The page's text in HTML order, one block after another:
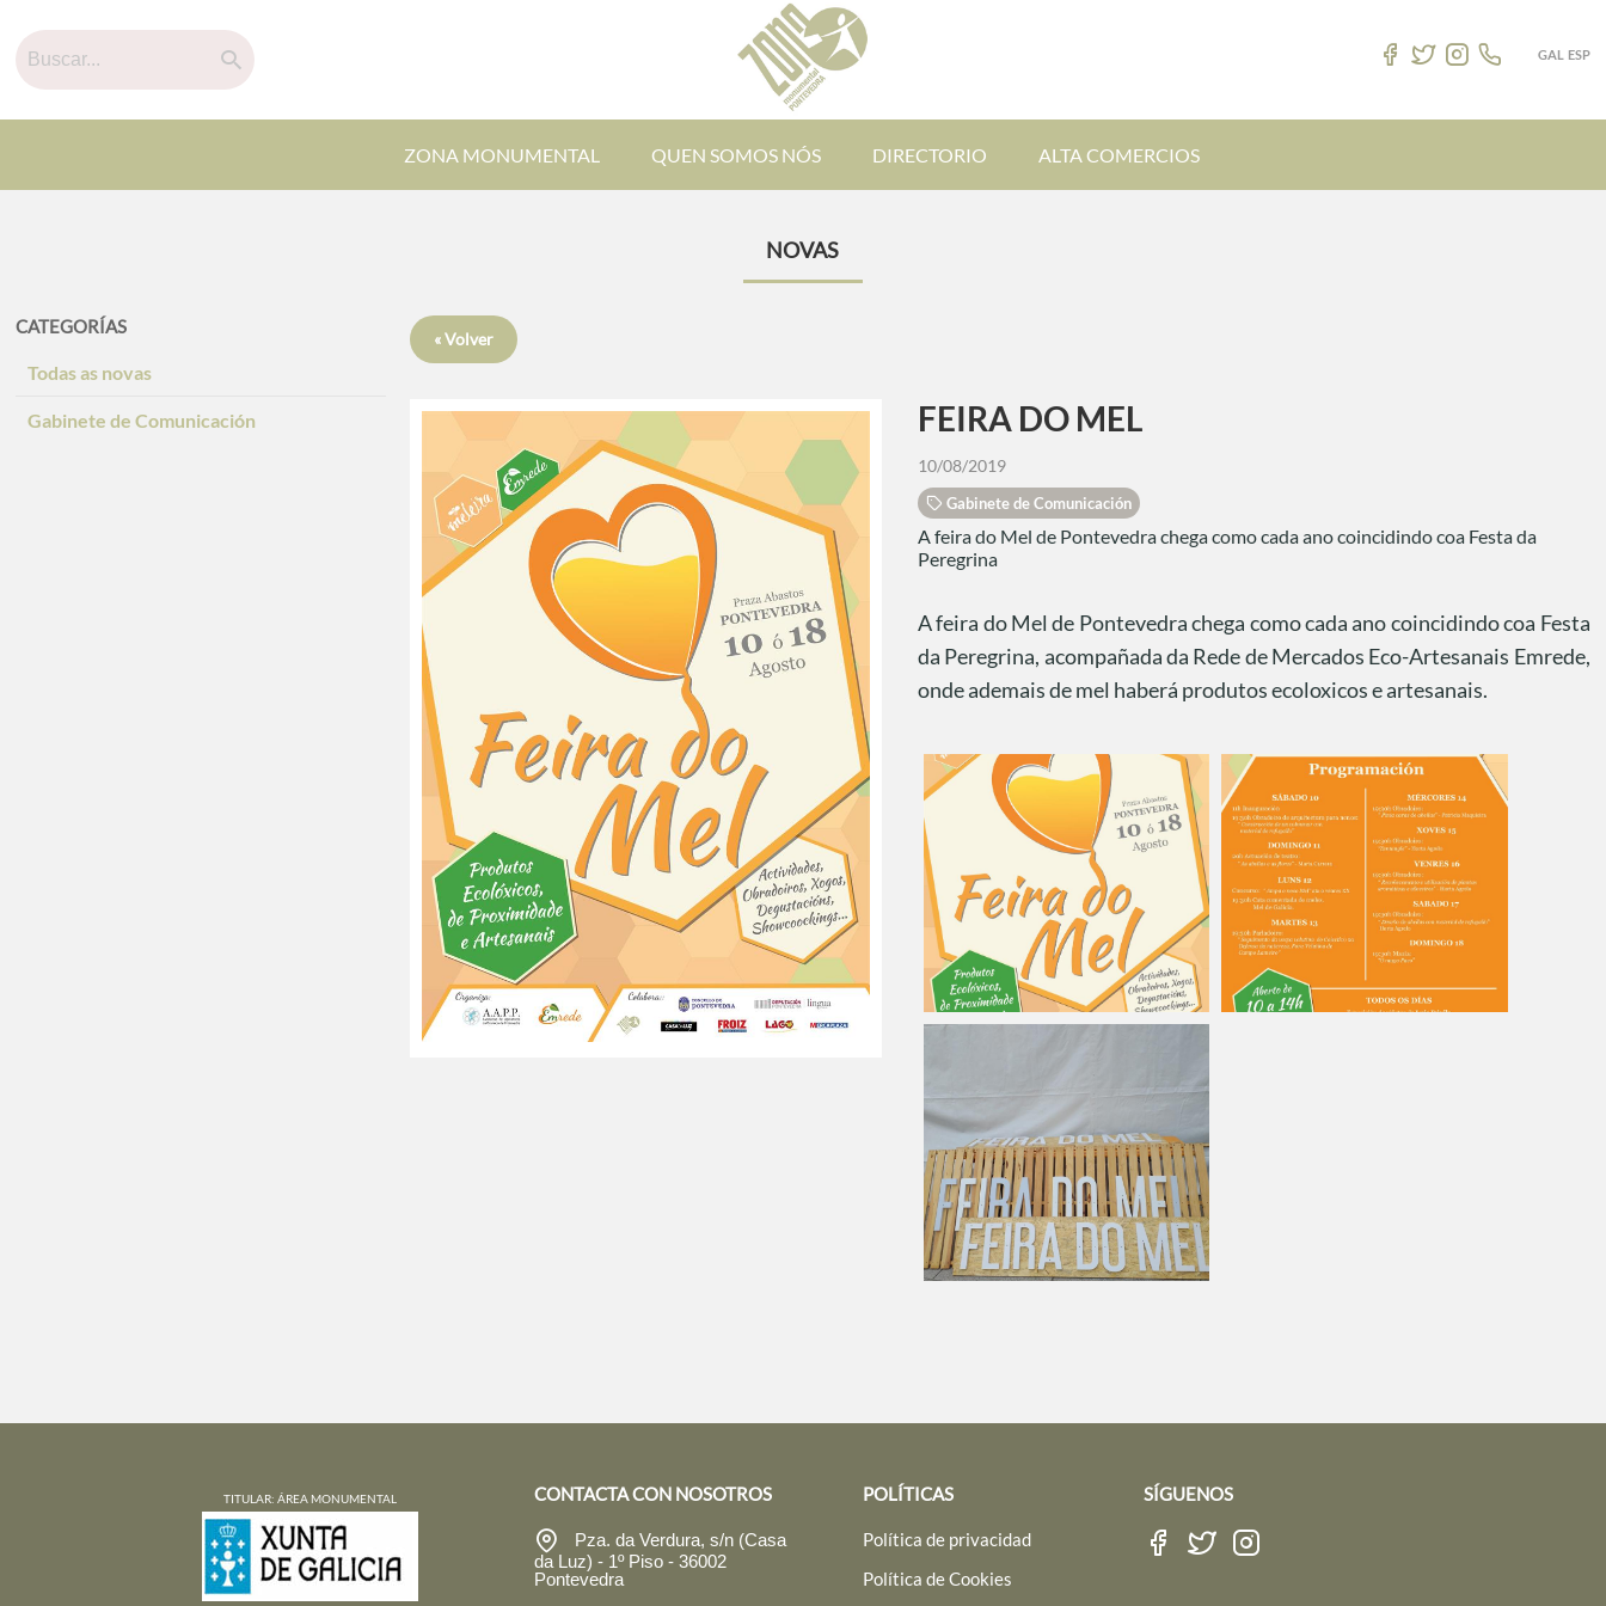
GAL ESP
ZONA MONUMENTAL QUEN SOMOS NÓS DIRECTORIO ALTA COMERCIOS
NOVAS
CATEGORÍAS
Todas as novas
Gabinete de Comunicación
« Volver
FEIRA DO MEL
10/08/2019
Gabinete de Comunicación
A feira do Mel de Pontevedra chega como cada ano coincidindo coa Festa da
Peregrina
A feira do Mel de Pontevedra chega como cada ano coincidindo coa Festa
da Peregrina, acompañada da Rede de Mercados Eco-Artesanais Emrede,
onde ademais de mel haberá produtos ecoloxicos e artesanais.
TITULAR: ÁREA MONUMENTAL CONTACTA CON NOSOTROS
Pza. da Verdura, s/n (Casa
da Luz) - 1º Piso - 36002
Pontevedra
POLÍTICAS
Política de privacidad
Política de Cookies
SÍGUENOS